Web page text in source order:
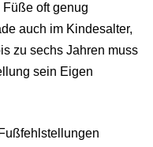
oft genug
auch im Kindesalter,
zu sechs Jahren muss
sein Eigen